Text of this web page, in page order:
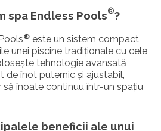
spa Endless Pools®?
® este un sistem compact
unei piscine tradiționale cu cele
tehnologie avansată
de înot puternic și ajustabil,
înoate continuu într-un spațiu
beneficii ale unui